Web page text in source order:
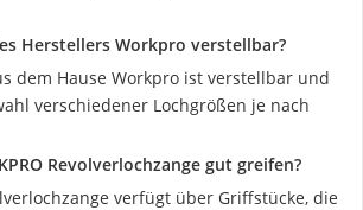
Herstellers Workpro verstellbar?
dem Hause Workpro ist verstellbar und
verschiedener Lochgrößen je nach
Revolverlochzange gut greifen?
verfügt über Griffstücke, die